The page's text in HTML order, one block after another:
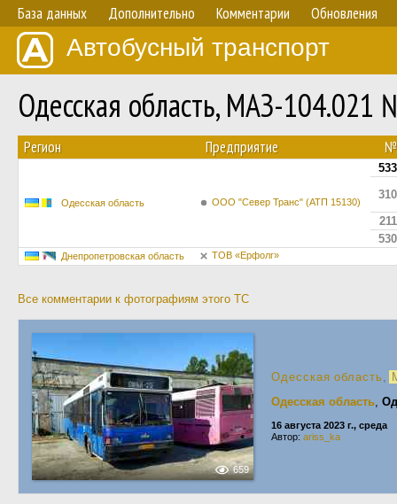
База данных Дополнительно Комментарии Обновления
Автобусный транспорт
Одесская область, МАЗ-
Регион Предприятие №
Одесская область ООО "Север Транс" (АТП 15130)
Днепропетровская область ТОВ «Ерфолг»
Все комментарии к фотографиям этого ТС
659
Одесская область,
Одесская область,
16 августа 2023 г., среда
Автор: ariss_ka